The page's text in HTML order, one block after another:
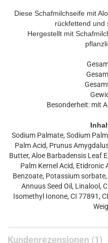
Diese Schafmilchseife mit
rückfettend und
Hergestellt mit
Besonderheit: mit
Sodium Palmate, Sodium
Palm Acid, Prunus
Butter, Aloe Barbadensis Leaf
Palm Kernel Acid, Etidronic
Benzoate, Potassium
Annuus Seed Oil, Linalool,
Isomethyl Ionone, CI 77891,
Kundenrezensionen (1)